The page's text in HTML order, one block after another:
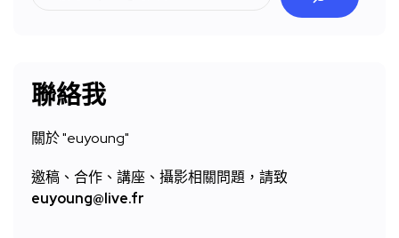
聯絡我
關於 "euyoung"
邀稿、合作、講座、攝影相關問題，請致
euyoung@live.fr